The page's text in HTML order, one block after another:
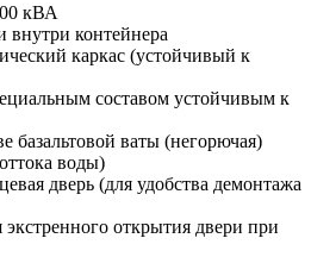
кВА
контейнера
каркас (устойчивый к
составом устойчивым к
базальтовой ваты (негорючая)
воды)
дверь (для удобства демонтажа
открытия двери при